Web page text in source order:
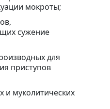
мокроты;
сужение
для
приступов
и муколитических